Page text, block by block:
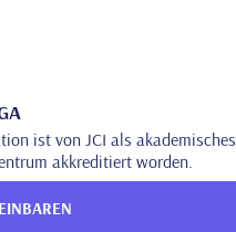
ist von JCI als akademisches
akkreditiert worden.